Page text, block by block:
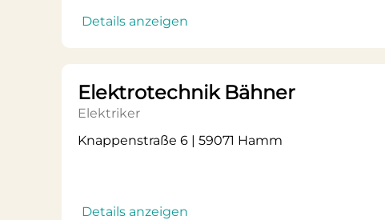
Details anzeigen
Elektrotechnik Bähner
Elektriker
Knappenstraße 6 | 59071 Hamm
Details anzeigen